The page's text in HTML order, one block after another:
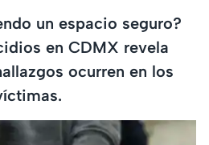
un espacio seguro?
en CDMX revela
ocurren en los